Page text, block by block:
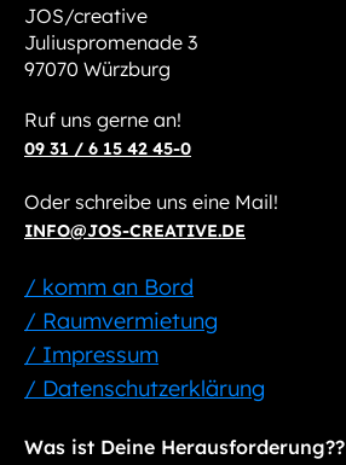
JOS/creative
Juliuspromenade 3
97070 Würzburg
Ruf uns gerne an!
09 31 / 6 15 42 45-0
Oder schreibe uns eine Mail!
INFO@JOS-CREATIVE.DE
/ komm an Bord
/ Raumvermietung
/ Impressum
/ Datenschutzerklärung
Was ist Deine Herausforderung??